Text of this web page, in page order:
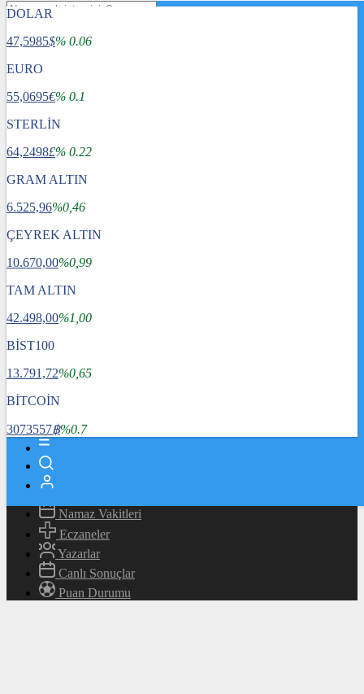
DOLAR
47,5985$% 0.06
EURO
55,0695€% 0.1
STERLİN
64,2498£% 0.22
GRAM ALTIN
6.525,96%0,46
ÇEYREK ALTIN
10.670,00%0,99
TAM ALTIN
42.498,00%1,00
BİST100
13.791,72%0,65
BİTCOİN
3073557฿%0.7
Dünya
Spor
Magazin
Teknoloji
Bafra Rehberi
Namaz Vakitleri
Eczaneler
Yazarlar
Canlı Sonuçlar
Puan Durumu